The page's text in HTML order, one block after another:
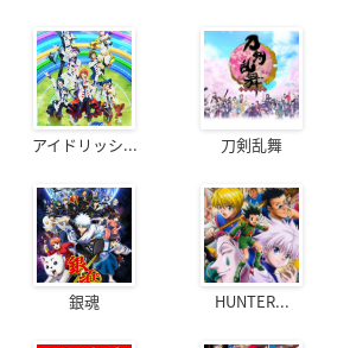
アイドリッシ... 刀剣乱舞
銀魂 HUNTER...